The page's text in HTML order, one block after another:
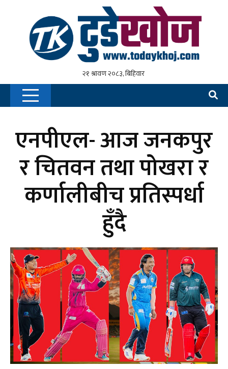
एनपीएल- आज जनकपुर
र चितवन तथा पोखरा र
कर्णालीबीच प्रतिस्पर्धा
हुँदै